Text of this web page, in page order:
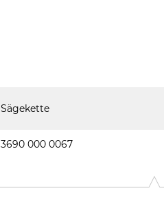
Sägekette
3690 000 0067